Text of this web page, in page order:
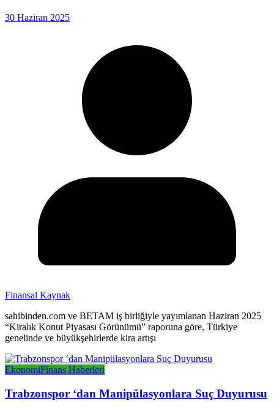
30 Haziran 2025
Finansal Kaynak
sahibinden.com ve BETAM iş birliğiyle yayımlanan Haziran 2025
“Kiralık Konut Piyasası Görünümü” raporuna göre, Türkiye
genelinde ve büyükşehirlerde kira artışı
EkonomiFinans Haberleri
Trabzonspor ‘dan Manipülasyonlara Suç Duyurusu